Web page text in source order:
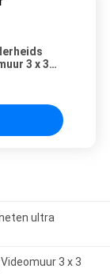
3 x 3
ultra
3 x 3